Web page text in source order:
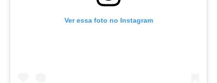
Ver essa foto no Instagram